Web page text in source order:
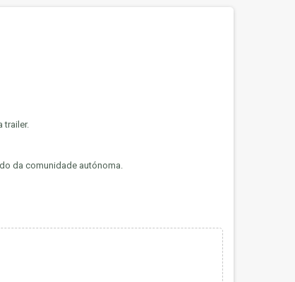
trailer.
da comunidade autónoma.